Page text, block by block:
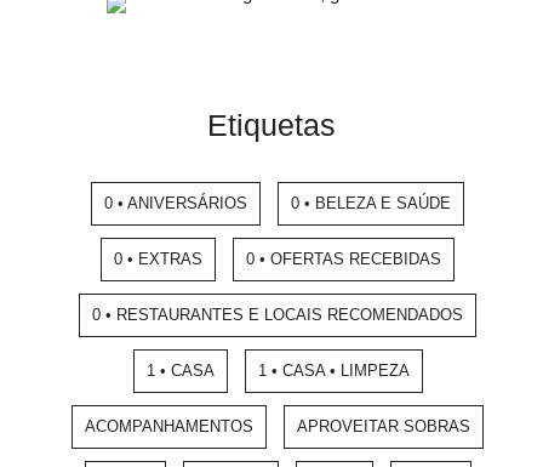
Etiquetas
0 • ANIVERSÁRIOS 0 • BELEZA E SAÚDE
0 • EXTRAS 0 • OFERTAS RECEBIDAS
0 • RESTAURANTES E LOCAIS RECOMENDADOS
1 • CASA 1 • CASA • LIMPEZA
ACOMPANHAMENTOS APROVEITAR SOBRAS